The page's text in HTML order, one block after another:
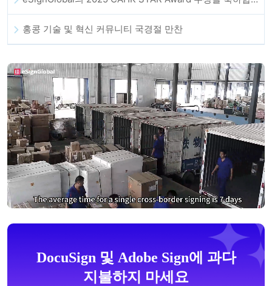
홍콩 기술 및 혁신 커뮤니티 국경절 만찬
DocuSign 및 Adobe Sign에 과다
지불하지 마세요